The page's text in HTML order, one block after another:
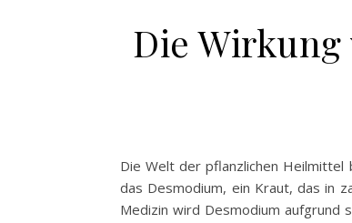
Die
Die Welt der pflanzlichen Heilmittel
das Desmodium, ein Kraut, das in
Medizin wird Desmodium aufgrund